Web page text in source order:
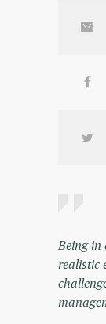
Being in
realistic